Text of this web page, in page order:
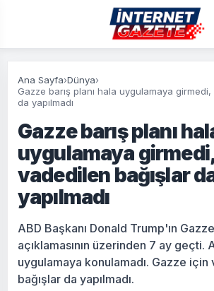
Ana Sayfa›Dünya›
Gazze barış planı hala uygulamaya
da yapılmadı
Gazze barış planı
uygulamaya
vadedilen bağışlar
yapılmadı
ABD Başkanı Donald Trump'ın Gazze
açıklamasının üzerinden 7 ay geçti.
uygulamaya konulamadı. Gazze için
bağışlar da yapılmadı.